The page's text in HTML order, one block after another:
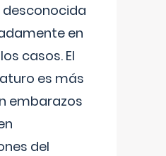
desconocida
en
casos. El
es más
embarazos
del